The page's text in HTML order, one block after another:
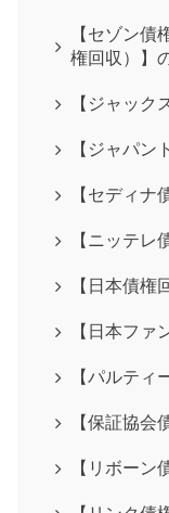
【セゾン
権回収）】
【ジャッ
【ジャパ
【セディ
【ニッテ
【日本債
【日本フ
【パルテ
【保証協
【リボー